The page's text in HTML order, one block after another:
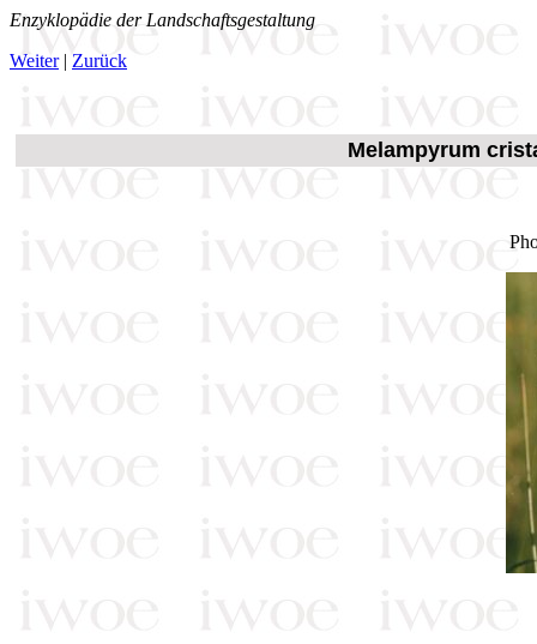
Enzyklopädie der Landschaftsgestaltung
Weiter| Zurück
Melampyrum